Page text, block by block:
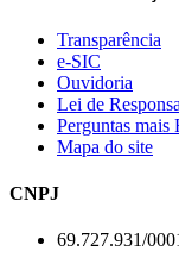
Transparência
e-SIC
Ouvidoria
Lei de
Perguntas mais
Mapa do site
CNPJ
69.727.931/